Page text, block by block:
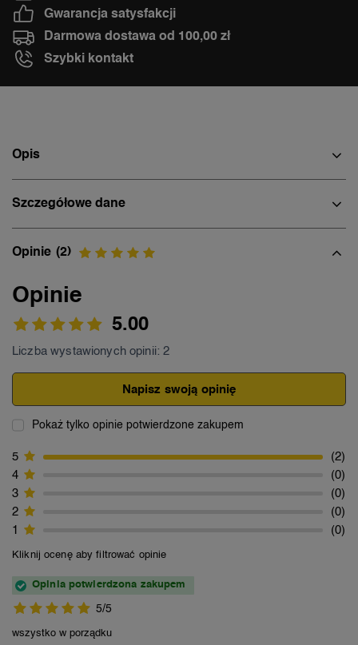
Gwarancja satysfakcji
Darmowa dostawa od 100,00 zł
Szybki kontakt
Opis
Szczegółowe dane
Opinie (2)
Opinie
5.00
Liczba wystawionych opinii: 2
Napisz swoją opinię
Pokaż tylko opinie potwierdzone zakupem
5
2
4
0
3
0
2
0
1
0
Kliknij ocenę aby filtrować opinie
5/5
Opinia potwierdzona zakupem
wszystko w porządku